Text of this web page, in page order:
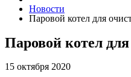
Новости
Паровой котел для
Паровой котел
15 октября 2020